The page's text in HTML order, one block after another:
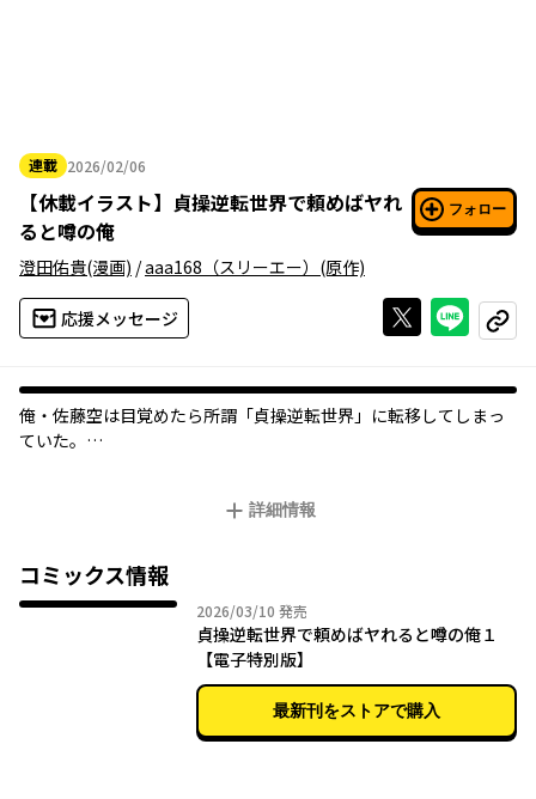
連載 2026/02/06
2026年02月06日
【休載イラスト】 貞操逆転世界で頼めばヤれ
ると噂の俺
フォロー
澄田佑貴(漫画) /aaa168（スリーエー） (原作)
応援メッセージ Xで投稿する
ライン
コピー
俺・佐藤空は目覚めたら所謂「貞操逆転世界」に転移してしまっ
ていた。
と。
「あの男子店員は、頼んだらヤらせてくれるらしい」
そんな噂を真に受けた美少女達が、俺の元に集まり始め――！？
詳細情報
コミックス情報
2026/03/10 2026年03月10日
発売
貞操逆転世界で頼めばヤれると噂の俺１
【電子特別版】
最新刊をストアで購入